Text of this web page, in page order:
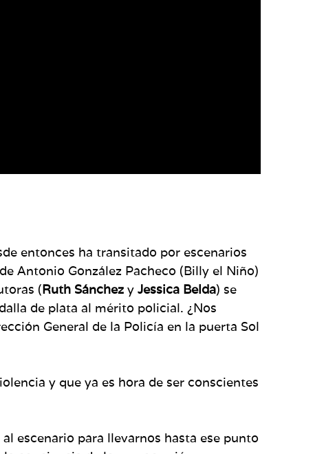
entonces ha transitado por escenarios
Antonio González Pacheco (Billy el Niño)
(Ruth Sánchez y Jessica Belda) se
de plata al mérito policial. ¿Nos
General de la Policía en la puerta Sol
y que ya es hora de ser conscientes
escenario para llevarnos hasta ese punto